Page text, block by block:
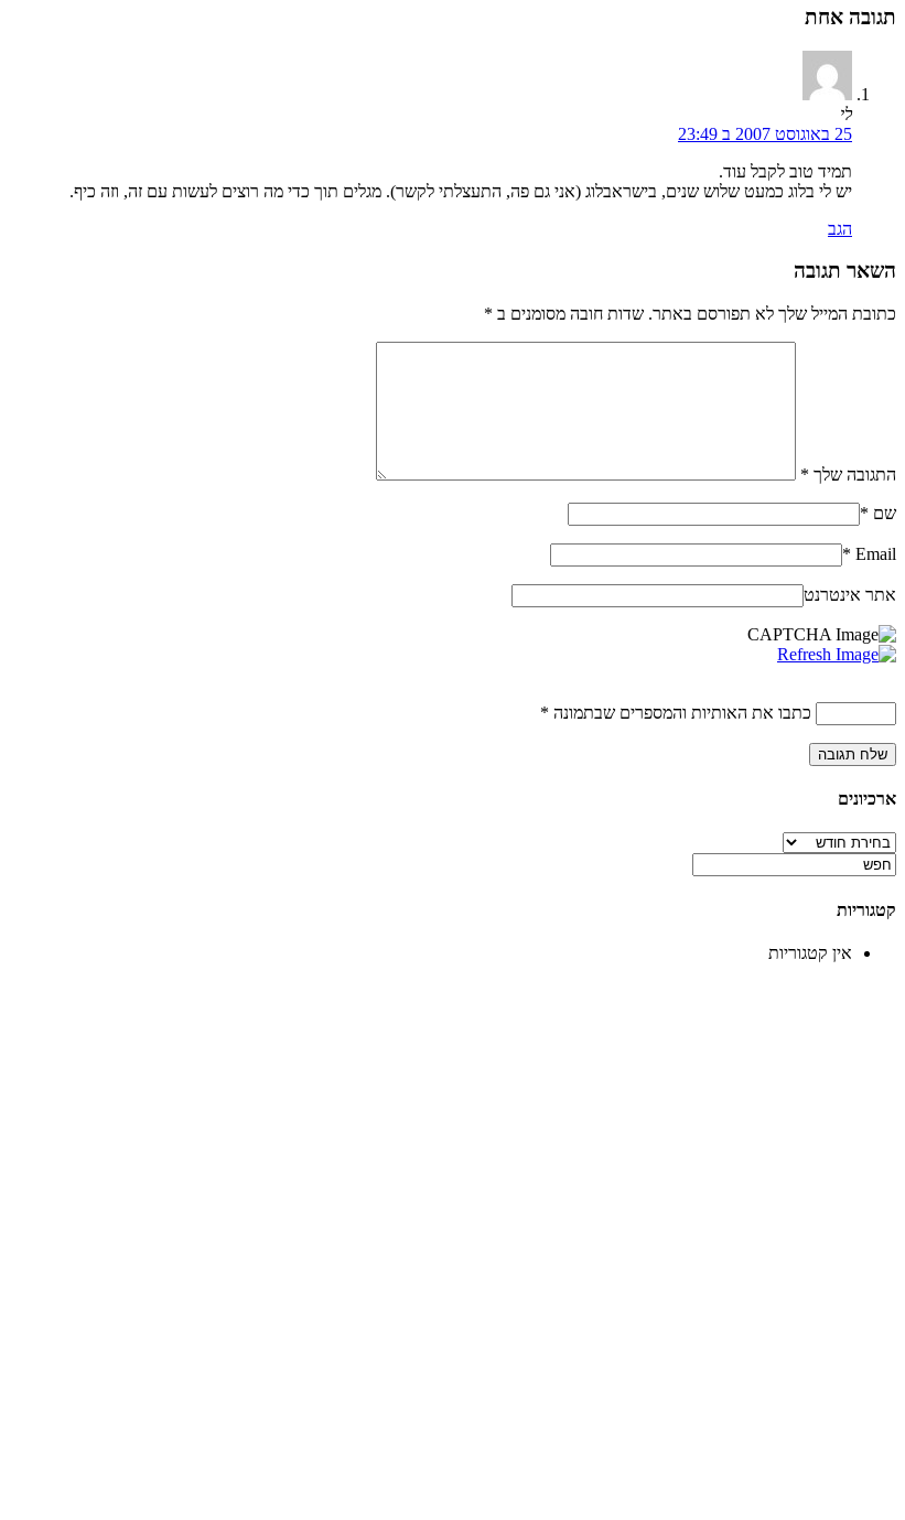
תגובה אחת
לי
25 באוגוסט 2007 ב 23:49
תמיד טוב לקבל עוד.
יש לי בלוג כמעט שלוש שנים, בישראבלוג (אני גם פה, התעצלתי לקשר). מגלים תוך כדי מה רוצים לעשות עם זה, וזה כיף.
הגב
השאר תגובה
כתובת המייל שלך לא תפורסם באתר. שדות חובה מסומנים ב *
התגובה שלך *
שם *
Email
*
אתר אינטרנט
כתבו את האותיות והמספרים שבתמונה *
ארכיונים
ארכיונים
קטגוריות
אין קטגוריות